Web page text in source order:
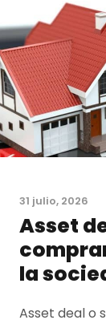
31 julio, 2026
Asset
la
Asset deal o